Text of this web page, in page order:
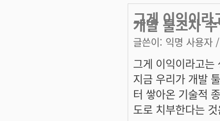
그게 이익이라
개발 툴조차
글쓴이: 익명 사용자
그게 이익이라고는
지금 우리가 개발
터 쌓아온 기술적
도로 치부한다는